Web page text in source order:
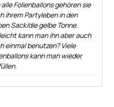
alle Folienballons gehören sie
ihrem Partyleben in den
Sack/die gelbe Tonne.
kann man ihn aber auch
einmal benutzen? Viele
kann man wieder